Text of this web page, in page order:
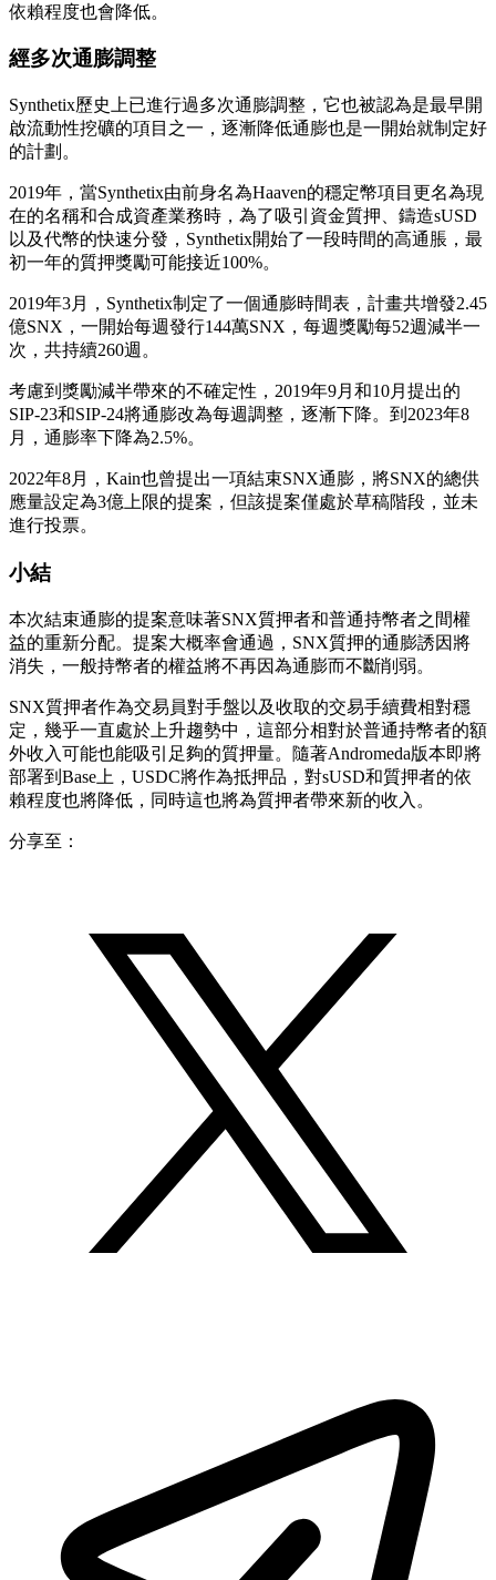
依賴程度也會降低。
經多次通膨調整
Synthetix歷史上已進行過多次通膨調整，它也被認為是最早開
啟流動性挖礦的項目之一，逐漸降低通膨也是一開始就制定好
的計劃。
2019年，當Synthetix由前身名為Haaven的穩定幣項目更名為現
在的名稱和合成資產業務時，為了吸引資金質押、鑄造sUSD
以及代幣的快速分發，Synthetix開始了一段時間的高通脹，最
初一年的質押獎勵可能接近100%。
2019年3月，Synthetix制定了一個通膨時間表，計畫共增發2.45
億SNX，一開始每週發行144萬SNX，每週獎勵每52週減半一
次，共持續260週。
考慮到獎勵減半帶來的不確定性，2019年9月和10月提出的
SIP-23和SIP-24將通膨改為每週調整，逐漸下降。到2023年8
月，通膨率下降為2.5%。
2022年8月，Kain也曾提出一項結束SNX通膨，將SNX的總供
應量設定為3億上限的提案，但該提案僅處於草稿階段，並未
進行投票。
小結
本次結束通膨的提案意味著SNX質押者和普通持幣者之間權
益的重新分配。提案大概率會通過，SNX質押的通膨誘因將
消失，一般持幣者的權益將不再因為通膨而不斷削弱。
SNX質押者作為交易員對手盤以及收取的交易手續費相對穩
定，幾乎一直處於上升趨勢中，這部分相對於普通持幣者的額
外收入可能也能吸引足夠的質押量。隨著Andromeda版本即將
部署到Base上，USDC將作為抵押品，對sUSD和質押者的依
賴程度也將降低，同時這也將為質押者帶來新的收入。
分享至：